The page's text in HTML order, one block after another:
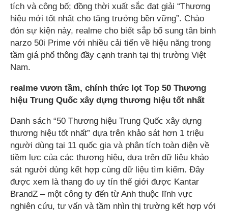
tích và công bố; đồng thời xuất sắc đạt giải “Thương
hiệu mới tốt nhất cho tăng trưởng bền vững”. Chào
đón sự kiện này, realme cho biết sắp bổ sung tân binh
narzo 50i Prime với nhiều cải tiến về hiệu năng trong
tầm giá phổ thông đầy cạnh tranh tại thị trường Việt
Nam.
realme vươn tầm, chính thức lọt Top 50 Thương
hiệu Trung Quốc xây dựng thương hiệu tốt nhất
Danh sách “50 Thương hiệu Trung Quốc xây dựng
thương hiệu tốt nhất” dựa trên khảo sát hơn 1 triệu
người dùng tại 11 quốc gia và phân tích toàn diện về
tiềm lực của các thương hiệu, dựa trên dữ liệu khảo
sát người dùng kết hợp cùng dữ liệu tìm kiếm. Đây
được xem là thang đo uy tín thế giới được Kantar
BrandZ – một công ty đến từ Anh thuộc lĩnh vực
nghiên cứu, tư vấn và tầm nhìn thị trường kết hợp với